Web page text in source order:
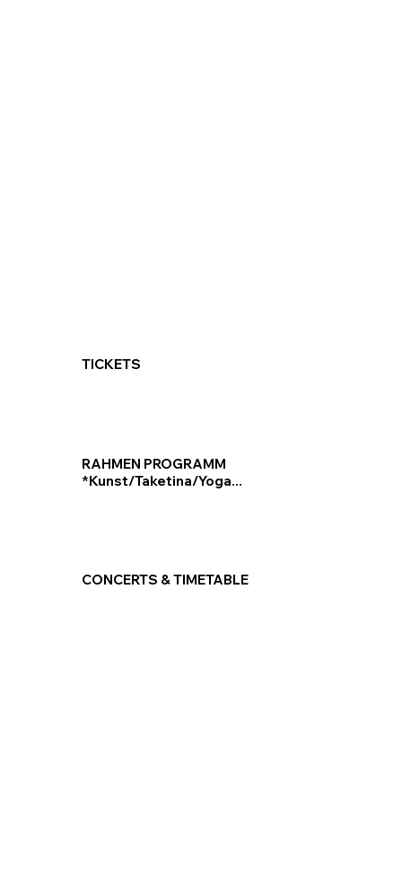
TICKETS
RAHMEN PROGRAMM
*Kunst/Taketina/Yoga...
CONCERTS & TIMETABLE